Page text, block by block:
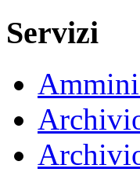
Servizi